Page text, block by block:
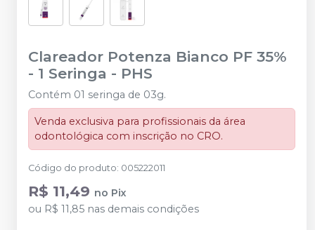
Clareador Potenza Bianco PF 35%
- 1 Seringa - PHS
Contém 01 seringa de 03g.
Venda exclusiva para profissionais da área
odontológica com inscrição no CRO.
Código do produto: 005222011
R$ 11,49 no Pix
ou R$ 11,85 nas demais condições